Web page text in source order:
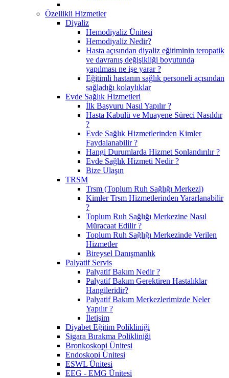
Özellikli Hizmetler
Diyaliz
Hemodiyaliz Ünitesi
Hemodiyaliz Nedir?
Hasta açısından diyaliz eğitiminin teropatik
ve davranış değişikliği boyutunda
yapılması ne işe yarar ?
Eğitimli hastanın sağlık personeli açısından
sağladığı kolaylıklar
Evde Sağlık Hizmetleri
İlk Başvuru Nasıl Yapılır ?
Hasta Kabulü ve Muayene Süreci Nasıldır
?
Evde Sağlık Hizmetlerinden Kimler
Faydalanabilir ?
Hangi Durumlarda Hizmet Sonlandırılır ?
Evde Sağlık Hizmeti Nedir ?
Bize Ulaşın
TRSM
Trsm (Toplum Ruh Sağlığı Merkezi)
Kimler Trsm Hizmetlerinden Yararlanabilir
?
Toplum Ruh Sağlığı Merkezine Nasıl
Müracaat Edilir ?
Toplum Ruh Sağlığı Merkezinde Verilen
Hizmetler
Bireysel Danışmanlık
Palyatif Servis
Palyatif Bakım Nedir ?
Palyatif Bakım Gerektiren Hastalıklar
Hangileridir?
Palyatif Bakım Merkezlerimizde Neler
Yapılır ?
İletişim
Diyabet Eğitim Polikliniği
Sigara Bırakma Polikliniği
Bronkoskopi Ünitesi
Endoskopi Ünitesi
ESWL Ünitesi
EEG - EMG Ünitesi